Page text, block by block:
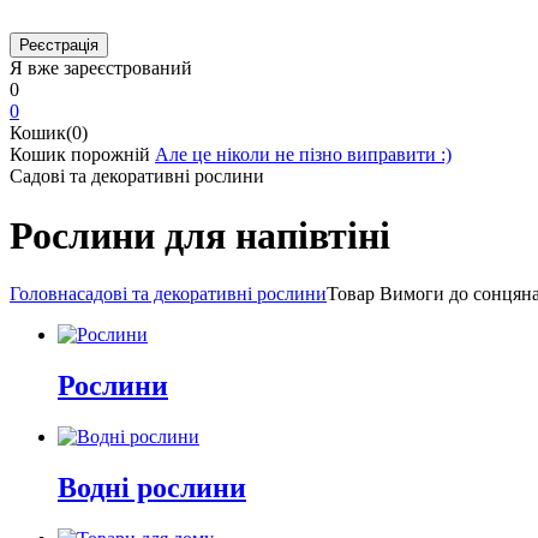
Я вже зареєстрований
0
0
Кошик(0)
Кошик порожній Але це ніколи не пізно виправити :)
Садові та декоративні рослини
Рослини для напівтіні
Головнасадові та декоративні рослиниТовар Вимоги до сонця
Рослини
Водні рослини